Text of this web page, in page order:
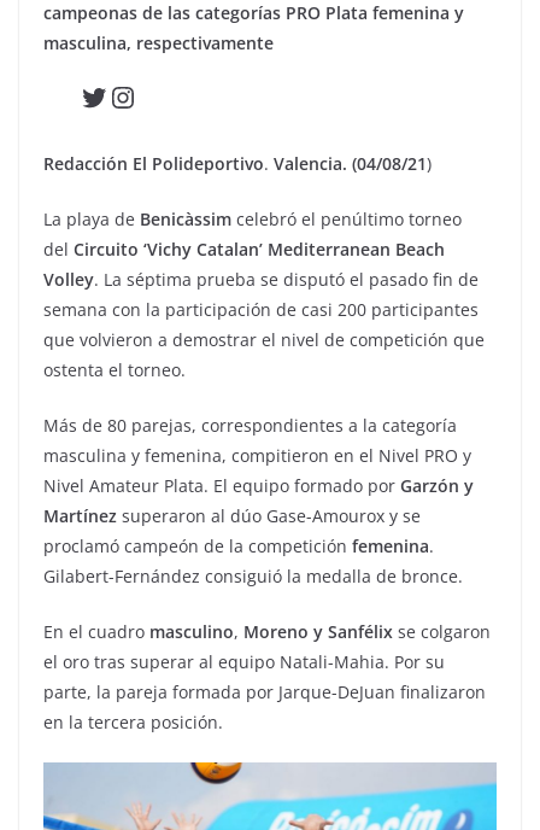
campeonas de las categorías PRO Plata femenina y
masculina, respectivamente
Twitter
Instagram
Redacción El Polideportivo. Valencia. (04/08/21)
La playa de Benicàssim celebró el penúltimo torneo
del Circuito ‘Vichy Catalan’ Mediterranean Beach
Volley. La séptima prueba se disputó el pasado fin de
semana con la participación de casi 200 participantes
que volvieron a demostrar el nivel de competición que
ostenta el torneo.
Más de 80 parejas, correspondientes a la categoría
masculina y femenina, compitieron en el Nivel PRO y
Nivel Amateur Plata. El equipo formado por Garzón y
Martínez superaron al dúo Gase-Amourox y se
proclamó campeón de la competición femenina.
Gilabert-Fernández consiguió la medalla de bronce.
En el cuadro masculino, Moreno y Sanfélix se colgaron
el oro tras superar al equipo Natali-Mahia. Por su
parte, la pareja formada por Jarque-DeJuan finalizaron
en la tercera posición.